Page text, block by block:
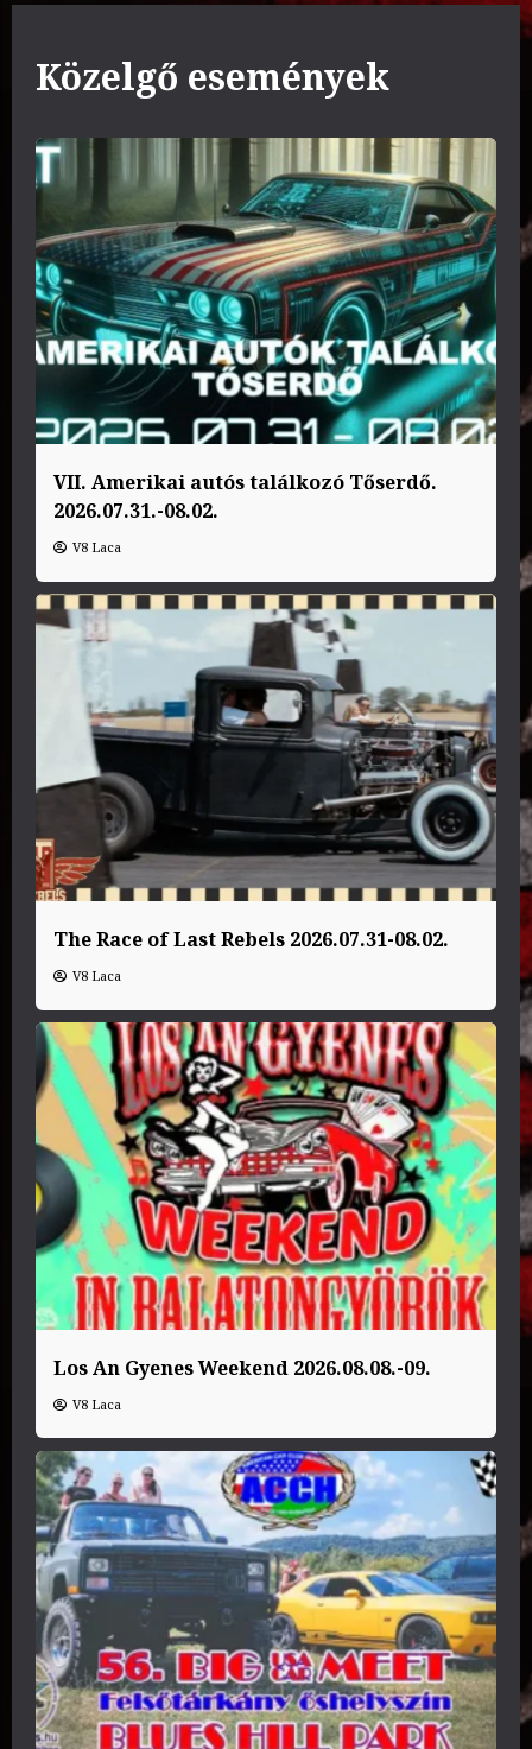
Közelgő események
VII. Amerikai autós találkozó Tőserdő.
2026.07.31.-08.02.
V8 Laca
The Race of Last Rebels 2026.07.31-08.02.
V8 Laca
Los An Gyenes Weekend 2026.08.08.-09.
V8 Laca